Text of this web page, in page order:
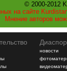
© 2000-2012
на сайте
Мнение авторов
новости